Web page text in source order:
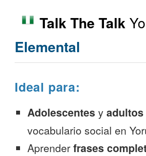
Talk The Talk
Elemental
Ideal para:
Adolescentes y
vocabulario social en
Aprender frases